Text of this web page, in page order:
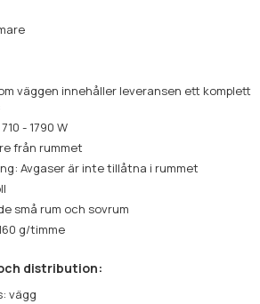
väggen innehåller leveransen ett komplett
- 1790 W
från rummet
Avgaser är inte tillåtna i rummet
små rum och sovrum
g/timme
distribution:
vägg